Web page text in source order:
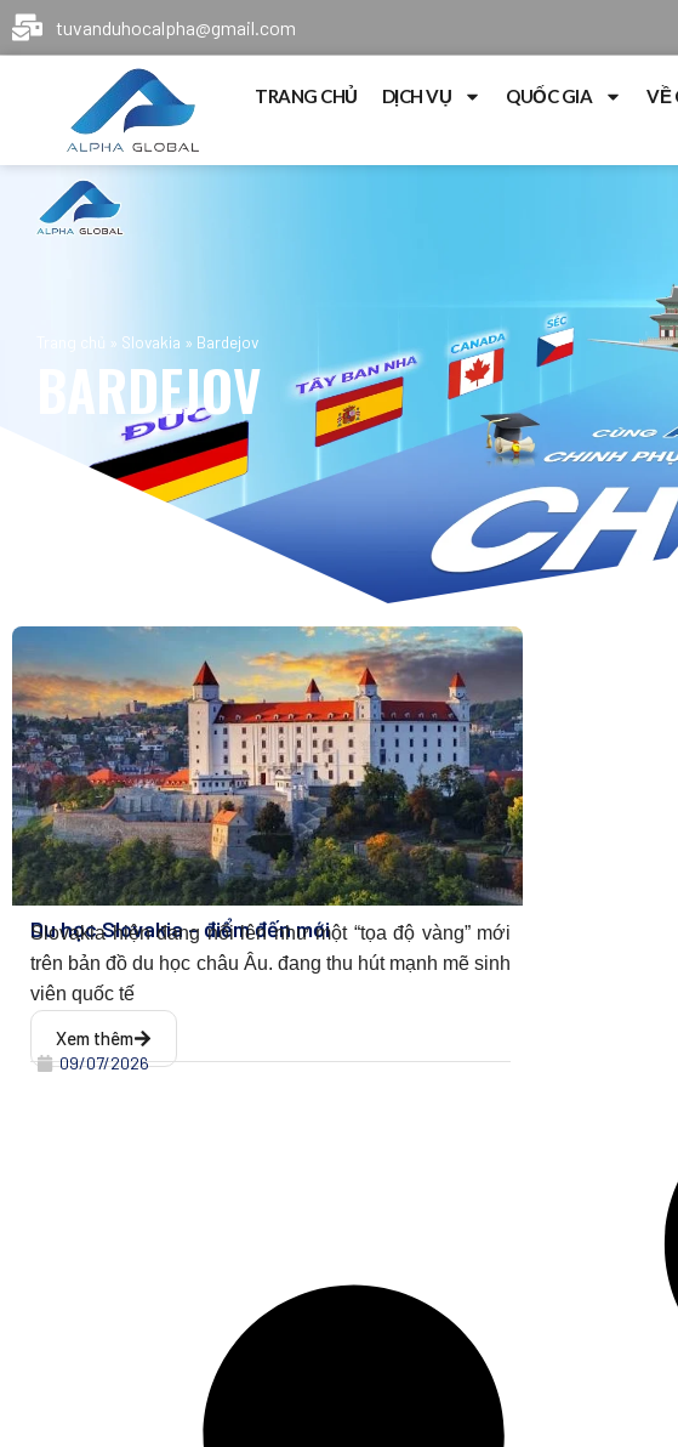
tuvanduhocalpha@gmail.com
TRANG CHỦ DỊCH VỤ QUỐC GIA VỀ
Trang chủ » Slovakia » Bardejov
BARDEJOV
Du học Slovakia – điểm đến mới
Slovakia hiện đang nổi lên như một “tọa độ vàng” mới
trên bản đồ du học châu Âu. đang thu hút mạnh mẽ sinh
viên quốc tế
Xem thêm
09/07/2026